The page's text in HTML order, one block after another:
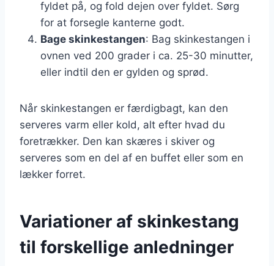
fyldet på, og fold dejen over fyldet. Sørg
for at forsegle kanterne godt.
Bage skinkestangen: Bag skinkestangen i
ovnen ved 200 grader i ca. 25-30 minutter,
eller indtil den er gylden og sprød.
Når skinkestangen er færdigbagt, kan den
serveres varm eller kold, alt efter hvad du
foretrækker. Den kan skæres i skiver og
serveres som en del af en buffet eller som en
lækker forret.
Variationer af skinkestang
til forskellige anledninger